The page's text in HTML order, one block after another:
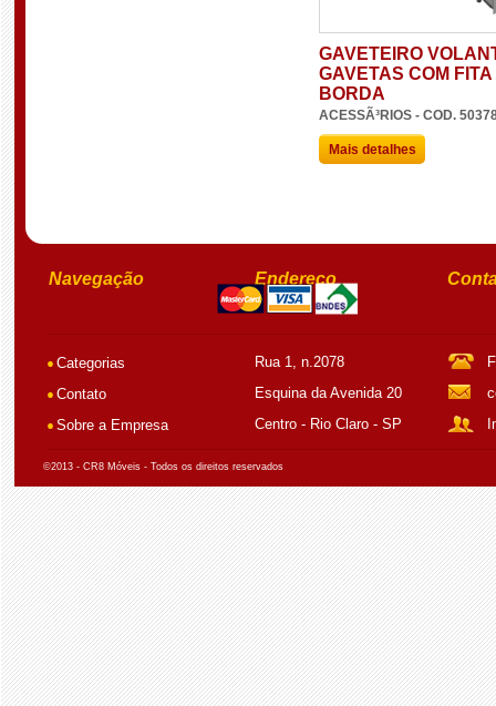
GAVETEIRO
GAVETAS COM FITA
BORDA
ACESSÃ³RIOS - COD.
Mais detalhes
Navegação Endereço
Categorias
Contato
Sobre a Empresa
Rua 1, n.2078
Esquina da Avenida 20
Centro - Rio Claro - SP
©2013 - CR8 Móveis - Todos os direitos reservados